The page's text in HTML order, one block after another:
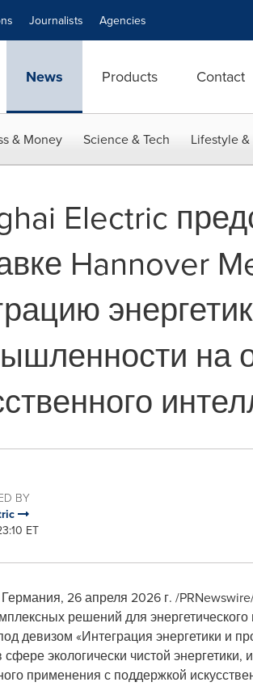
Journalists Agencies
News Products Contact
& Money Science & Tech Lifestyle
Electric
Hannover
на
BY
ET
, 26 апреля 2026 г. /
решений для
девизом «Интеграция энергетики и
сфере экологически чистой
применения с поддержкой